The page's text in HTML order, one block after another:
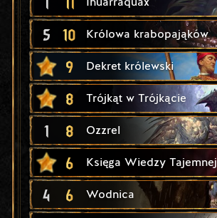
Ihuarraquax
5 10 Królowa krabopająków
9 Dekret królewski
8 Trójkąt w Trójkącie
1 8 Ozzrel
6 Księga Wiedzy Tajemnej
4 6 Wodnica